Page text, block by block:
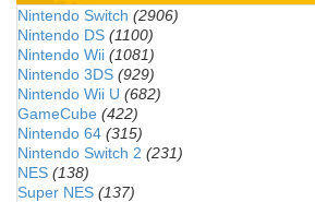
Nintendo Switch (2906)
Nintendo DS (1100)
Nintendo Wii (1081)
Nintendo 3DS (929)
Nintendo Wii U (682)
GameCube (422)
Nintendo 64 (315)
Nintendo Switch 2 (231)
NES (138)
Super NES (137)